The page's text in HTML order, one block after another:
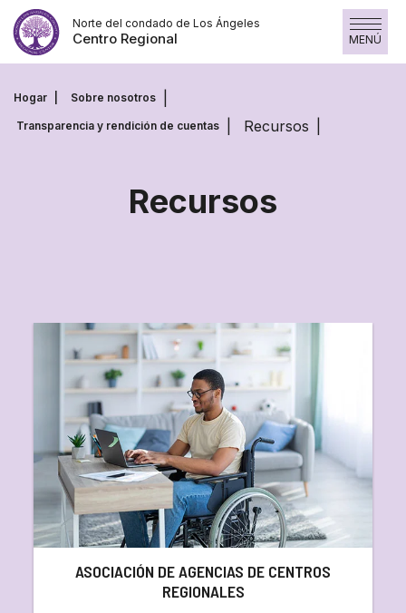
Saltar
contenido
Norte del condado de Los Ángeles
Centro Regional MENÚ
Hogar Sobre nosotros
Transparencia y rendición de cuentas Recursos
Recursos
Recursos
ASOCIACIÓN DE AGENCIAS DE CENTROS
REGIONALES